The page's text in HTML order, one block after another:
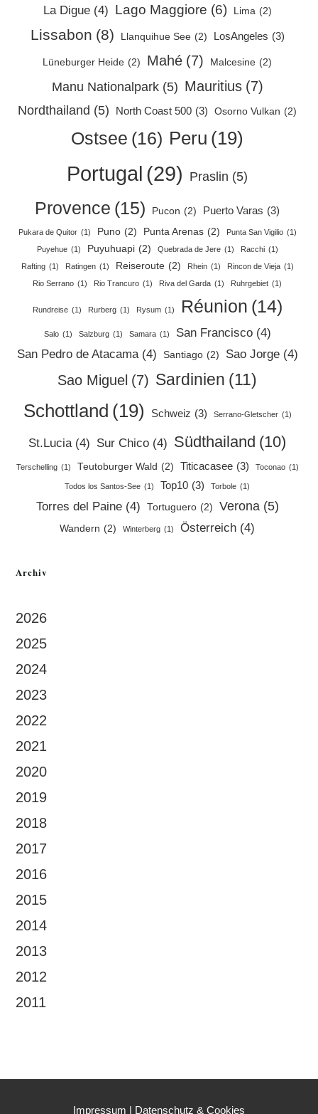
La Digue (4) Lago Maggiore (6) Lima (2)
Lissabon (8) Llanquihue See (2) LosAngeles (3)
Lüneburger Heide (2) Mahé (7) Malcesine (2)
Manu Nationalpark (5) Mauritius (7)
Nordthailand (5) North Coast 500 (3) Osorno Vulkan (2)
Ostsee (16) Peru (19)
Portugal (29) Praslin (5)
Provence (15) Pucon (2) Puerto Varas (3)
Pukara de Quitor (1) Puno (2) Punta Arenas (2) Punta San Vigilio (1)
Puyehue (1) Puyuhuapi (2) Quebrada de Jere (1) Racchi (1)
Rafting (1) Ratingen (1) Reiseroute (2) Rhein (1) Rincon de Vieja (1)
Rio Serrano (1) Rio Trancuro (1) Riva del Garda (1) Ruhrgebiet (1)
Rundreise (1) Rurberg (1) Rysum (1) Réunion (14)
Salo (1) Salzburg (1) Samara (1) San Francisco (4)
San Pedro de Atacama (4) Santiago (2) Sao Jorge (4)
Sao Miguel (7) Sardinien (11)
Schottland (19) Schweiz (3) Serrano-Gletscher (1)
St.Lucia (4) Sur Chico (4) Südthailand (10)
Terschelling (1) Teutoburger Wald (2) Titicacasee (3) Toconao (1)
Todos los Santos-See (1) Top10 (3) Torbole (1)
Torres del Paine (4) Tortuguero (2) Verona (5)
Wandern (2) Winterberg (1) Österreich (4)
Archiv
2026
2025
2024
2023
2022
2021
2020
2019
2018
2017
2016
2015
2014
2013
2012
2011
Impressum | Datenschutz & Cookies